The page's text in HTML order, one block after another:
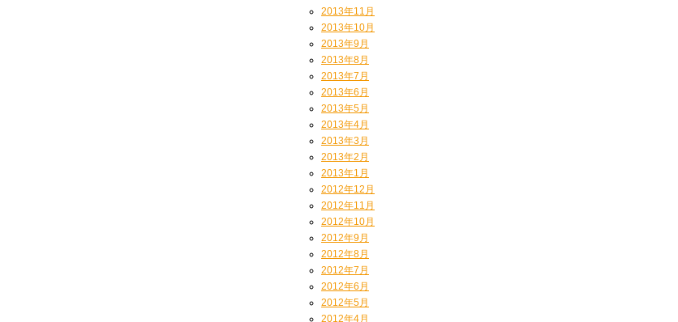
2013年11月
2013年10月
2013年9月
2013年8月
2013年7月
2013年6月
2013年5月
2013年4月
2013年3月
2013年2月
2013年1月
2012年12月
2012年11月
2012年10月
2012年9月
2012年8月
2012年7月
2012年6月
2012年5月
2012年4月